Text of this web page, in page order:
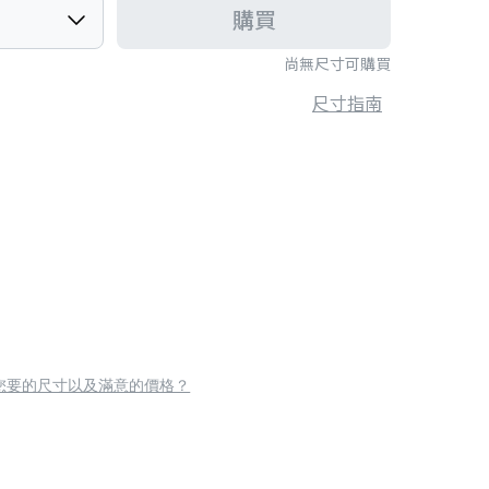
尚無尺寸可購買
購買
尺寸指南
要的尺寸以及滿意的價格？